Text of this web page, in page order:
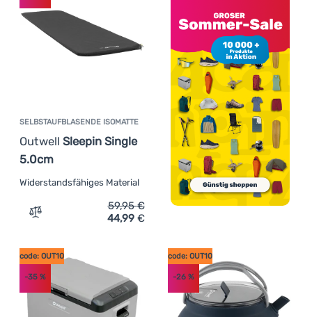
SELBSTAUFBLASENDE ISOMATTE
Outwell Sleepin Single
5.0cm
Widerstandsfähiges Material
Zum Vergleich 'Selbstaufblasende Isomatte Outwell
59,95€
44,99 €
code: OUT10
-35 %
code: OUT10
-26%